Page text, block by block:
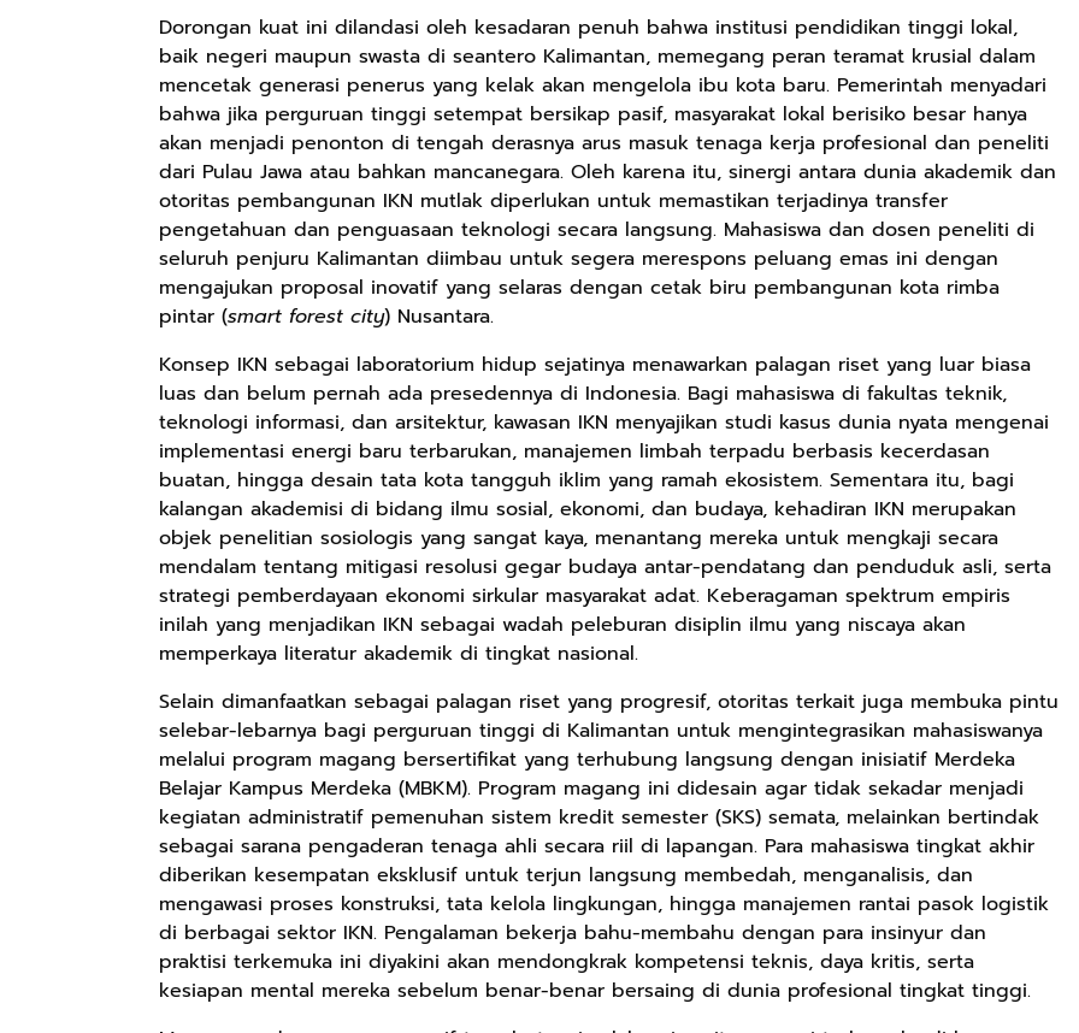
Dorongan kuat ini dilandasi oleh kesadaran penuh bahwa institusi pendidikan tinggi lokal,
baik negeri maupun swasta di seantero Kalimantan, memegang peran teramat krusial dalam
mencetak generasi penerus yang kelak akan mengelola ibu kota baru. Pemerintah menyadari
bahwa jika perguruan tinggi setempat bersikap pasif, masyarakat lokal berisiko besar hanya
akan menjadi penonton di tengah derasnya arus masuk tenaga kerja profesional dan peneliti
dari Pulau Jawa atau bahkan mancanegara. Oleh karena itu, sinergi antara dunia akademik dan
otoritas pembangunan IKN mutlak diperlukan untuk memastikan terjadinya transfer
pengetahuan dan penguasaan teknologi secara langsung. Mahasiswa dan dosen peneliti di
seluruh penjuru Kalimantan diimbau untuk segera merespons peluang emas ini dengan
mengajukan proposal inovatif yang selaras dengan cetak biru pembangunan kota rimba
pintar (smart forest city) Nusantara.
Konsep IKN sebagai laboratorium hidup sejatinya menawarkan palagan riset yang luar biasa
luas dan belum pernah ada presedennya di Indonesia. Bagi mahasiswa di fakultas teknik,
teknologi informasi, dan arsitektur, kawasan IKN menyajikan studi kasus dunia nyata mengenai
implementasi energi baru terbarukan, manajemen limbah terpadu berbasis kecerdasan
buatan, hingga desain tata kota tangguh iklim yang ramah ekosistem. Sementara itu, bagi
kalangan akademisi di bidang ilmu sosial, ekonomi, dan budaya, kehadiran IKN merupakan
objek penelitian sosiologis yang sangat kaya, menantang mereka untuk mengkaji secara
mendalam tentang mitigasi resolusi gegar budaya antar-pendatang dan penduduk asli, serta
strategi pemberdayaan ekonomi sirkular masyarakat adat. Keberagaman spektrum empiris
inilah yang menjadikan IKN sebagai wadah peleburan disiplin ilmu yang niscaya akan
memperkaya literatur akademik di tingkat nasional.
Selain dimanfaatkan sebagai palagan riset yang progresif, otoritas terkait juga membuka pintu
selebar-lebarnya bagi perguruan tinggi di Kalimantan untuk mengintegrasikan mahasiswanya
melalui program magang bersertifikat yang terhubung langsung dengan inisiatif Merdeka
Belajar Kampus Merdeka (MBKM). Program magang ini didesain agar tidak sekadar menjadi
kegiatan administratif pemenuhan sistem kredit semester (SKS) semata, melainkan bertindak
sebagai sarana pengaderan tenaga ahli secara riil di lapangan. Para mahasiswa tingkat akhir
diberikan kesempatan eksklusif untuk terjun langsung membedah, menganalisis, dan
mengawasi proses konstruksi, tata kelola lingkungan, hingga manajemen rantai pasok logistik
di berbagai sektor IKN. Pengalaman bekerja bahu-membahu dengan para insinyur dan
praktisi terkemuka ini diyakini akan mendongkrak kompetensi teknis, daya kritis, serta
kesiapan mental mereka sebelum benar-benar bersaing di dunia profesional tingkat tinggi.
Rp110.000
Ebook & Buku
Digital
Marketing Dari
Nol: Fondasi &
Mindset untuk
Pemula
Rp169.000
Buku The
History of
Dayak – Sejarah
& Identitas
Borneo Asli
Anyarmart
Rp165.000
Buku Filsafat
Dayak Kajian
Komprehensif
Atas Manusia
Dayak
Shopee
Rp125.000
Buku Seringai
Kunang-kunang
Kumpulan Puisi
Wisnu
Pamungkas